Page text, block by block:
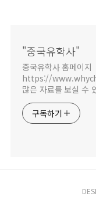
"중국유학사"
중국유학사 홈페이지
https://
많은 자료를 보실 수
구독하기